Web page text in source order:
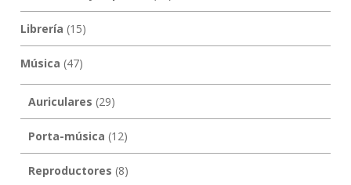
Librería (15)
Música (47)
Auriculares (29)
Porta-música (12)
Reproductores (8)